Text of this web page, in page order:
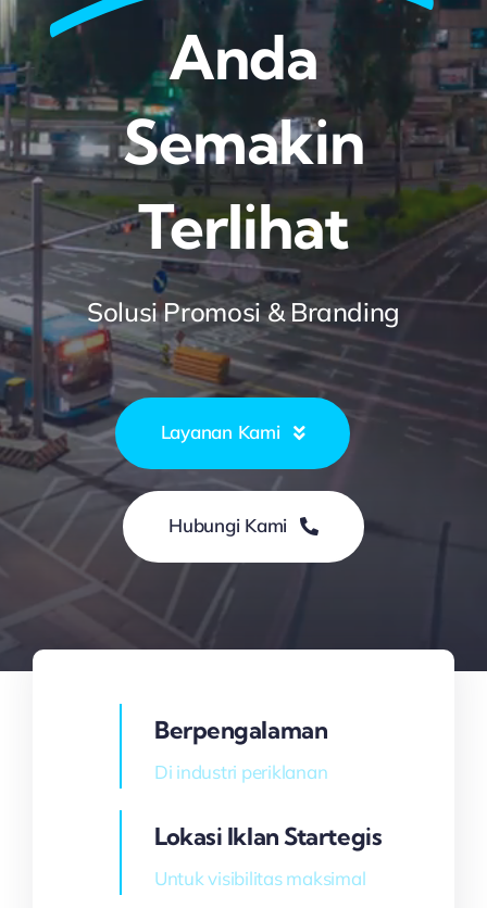
Anda
Semakin
Terlihat
Solusi Promosi & Branding
Layanan Kami
Hubungi Kami
Berpengalaman
Di industri periklanan
Lokasi Iklan Startegis
Untuk visibilitas maksimal